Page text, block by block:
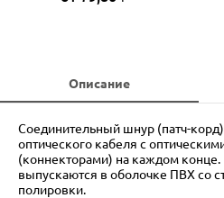
Описание
Соединительный шнур (патч-корд)
оптического кабеля с
(коннекторами) на каждом конце.
выпускаются в оболочке ПВХ со
полировки.